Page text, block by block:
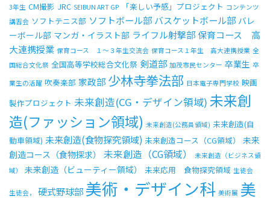
3年生 CM撮影 JRC SEIBUN ART GP 「楽しい予感」プロジェクト コンテンツ
講習会 ソフトテニス部 ソフトボール部 バスケットボール部 バレ
ーボール部 マンガ・イラスト部 ライフル射撃部保育コース 高
大連携授業 保育コース １～３年生交流会 保育コース１年生 高大連携授業 全
国総合文化祭 全国高等学校総合文化祭 剣道部 加茂市民センター 卒業生 卒
業生の活躍 吹奏楽部 家政部 少林寺拳法部 日本電子専門学校 映画
製作プロジェクト 未来創造(CG・デザイン領域) 未来創
造(ファッション領域) 未来創造(公務員領域) 未来創造(自
動車領域) 未来創造(食物探究領域) 未来創造コース（CG領域）
未来
創造コース（食物探求）
未来創造（CG領域）
未来創造（ビジネス領
域）
未来創造（ビューティー領域） 未来応用 食物探究領域 生徒会
生徒会， 硬式野球部 美術・デザイン科 美術展 美